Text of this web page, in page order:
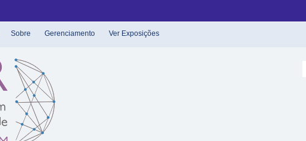
Sobre Gerenciamento Ver Exposições